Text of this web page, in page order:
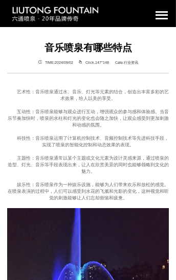
音乐喷泉有哪些特点
TIME:2024/09/02 Click.147°148 Cate.行业资讯
艺术性：音乐喷泉通过水、音乐、灯光等元素的结合，创造出丰富多彩的艺
术效果，给人以美的享受。
互动性：音乐喷泉能够与观众进行互动，增强观众的参与感和体验感。当音
乐节奏加快时，喷泉的水柱和灯光的变化也会随之加快，让观众感受到更加刺激
和动感的氛围。
科技性：音乐喷泉运用了计算机控制技术、音频控制技术等先进科技手段，
实现了喷泉的智能化控制和动态效果的表现。
主题性：音乐喷泉通常以某个主题或文化元素为设计灵感来源，通过喷泉的
造型、灯光、音乐等手段表现出来，让人在欣赏美景的同时也能够领略到文化的
魅力。
娱乐性：音乐喷泉作为一种娱乐设施，能够为人们带来欢乐和放松的感觉。
在喷泉表演的过程中，人们可以感受到水花的飞溅和光影的变化，这种视觉和听
觉的刺激能够让人们忘却烦恼和疲惫。